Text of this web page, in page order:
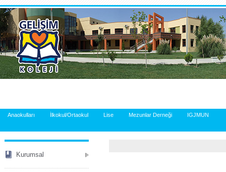
.
Anaokulları İlkokul/Ortaokul Lise Mezunlar Derneği IGJMUN
Kurumsal